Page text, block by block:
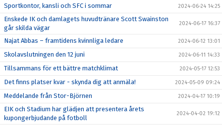
Sportkontor, kansli och SFC i sommar 2024-06-24 14:25
Enskede IK och damlagets huvudtränare Scott Swainston
går skilda vägar
2024-06-17 16:37
Najat Abbas – framtidens kvinnliga ledare 2024-06-12 13:01
Skolavslutningen den 12 juni 2024-06-11 14:33
Tillsammans för ett bättre matchklimat 2024-05-17 12:53
Det finns platser kvar - skynda dig att anmäla! 2024-05-09 09:24
Meddelande från Stor-Björnen 2024-04-17 10:19
EIK och Stadium har glädjen att presentera årets
kupongerbjudande på fotboll
2024-04-02 19:12